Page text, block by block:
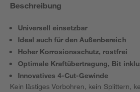
Beschreibung
Universell einsetzbar
Ideal auch für den Außenbereich
Hoher Korrosionsschutz, rostfrei
Optimale Kraftübertragung, Bit
Innovatives 4-Cut-Gewinde
Kein lästiges Vorbohren, kein Splittern,